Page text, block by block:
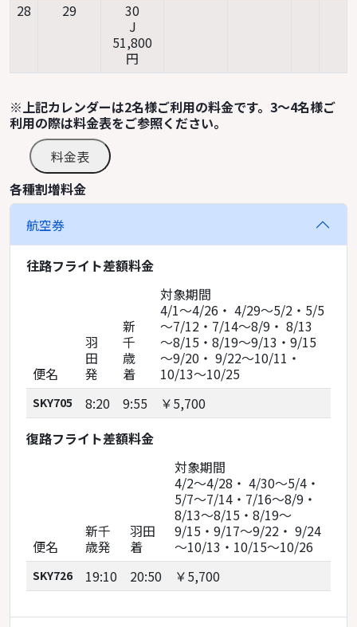
28 29
30
J
51,800
円
※上記カレンダーは2名様ご利用の料金です。3～4名様ご
利用の際は料金表をご参照ください。
料金表
各種割増料金
航空券
往路フライト差額料金
便名
羽
田
発
新
千
歳
着
対象期間
4/1～4/26・ 4/29～5/2・5/5
～7/12・7/14～8/9・ 8/13
～8/15・8/19～9/13・9/15
～9/20・ 9/22～10/11・
10/13～10/25
SKY705 8:20 9:55
￥5,700
復路フライト差額料金
便名
新千
歳発
羽田
着
対象期間
4/2～4/28・ 4/30～5/4・
5/7～7/14・7/16～8/9・
8/13～8/15・8/19～
9/15・9/17～9/22・ 9/24
～10/13・10/15～10/26
SKY726 19:10 20:50 ￥5,700